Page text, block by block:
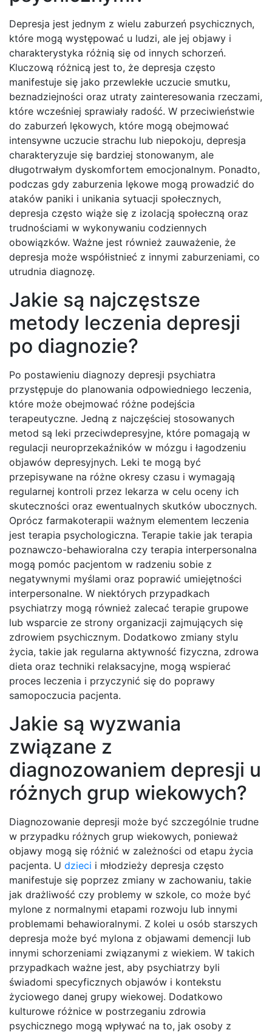
Depresja jest jednym z wielu zaburzeń psychicznych,
które mogą występować u ludzi, ale jej objawy i
charakterystyka różnią się od innych schorzeń.
Kluczową różnicą jest to, że depresja często
manifestuje się jako przewlekłe uczucie smutku,
beznadziejności oraz utraty zainteresowania rzeczami,
które wcześniej sprawiały radość. W przeciwieństwie
do zaburzeń lękowych, które mogą obejmować
intensywne uczucie strachu lub niepokoju, depresja
charakteryzuje się bardziej stonowanym, ale
długotrwałym dyskomfortem emocjonalnym. Ponadto,
podczas gdy zaburzenia lękowe mogą prowadzić do
ataków paniki i unikania sytuacji społecznych,
depresja często wiąże się z izolacją społeczną oraz
trudnościami w wykonywaniu codziennych
obowiązków. Ważne jest również zauważenie, że
depresja może współistnieć z innymi zaburzeniami, co
utrudnia diagnozę.
Jakie są najczęstsze
metody leczenia depresji
po diagnozie?
Po postawieniu diagnozy depresji psychiatra
przystępuje do planowania odpowiedniego leczenia,
które może obejmować różne podejścia
terapeutyczne. Jedną z najczęściej stosowanych
metod są leki przeciwdepresyjne, które pomagają w
regulacji neuroprzekaźników w mózgu i łagodzeniu
objawów depresyjnych. Leki te mogą być
przepisywane na różne okresy czasu i wymagają
regularnej kontroli przez lekarza w celu oceny ich
skuteczności oraz ewentualnych skutków ubocznych.
Oprócz farmakoterapii ważnym elementem leczenia
jest terapia psychologiczna. Terapie takie jak terapia
poznawczo-behawioralna czy terapia interpersonalna
mogą pomóc pacjentom w radzeniu sobie z
negatywnymi myślami oraz poprawić umiejętności
interpersonalne. W niektórych przypadkach
psychiatrzy mogą również zalecać terapie grupowe
lub wsparcie ze strony organizacji zajmujących się
zdrowiem psychicznym. Dodatkowo zmiany stylu
życia, takie jak regularna aktywność fizyczna, zdrowa
dieta oraz techniki relaksacyjne, mogą wspierać
proces leczenia i przyczynić się do poprawy
samopoczucia pacjenta.
Jakie są wyzwania
związane z
diagnozowaniem depresji u
różnych grup wiekowych?
Diagnozowanie depresji może być szczególnie trudne
w przypadku różnych grup wiekowych, ponieważ
objawy mogą się różnić w zależności od etapu życia
pacjenta. U dzieci i młodzieży depresja często
manifestuje się poprzez zmiany w zachowaniu, takie
jak drażliwość czy problemy w szkole, co może być
mylone z normalnymi etapami rozwoju lub innymi
problemami behawioralnymi. Z kolei u osób starszych
depresja może być mylona z objawami demencji lub
innymi schorzeniami związanymi z wiekiem. W takich
przypadkach ważne jest, aby psychiatrzy byli
świadomi specyficznych objawów i kontekstu
życiowego danej grupy wiekowej. Dodatkowo
kulturowe różnice w postrzeganiu zdrowia
psychicznego mogą wpływać na to, jak osoby z